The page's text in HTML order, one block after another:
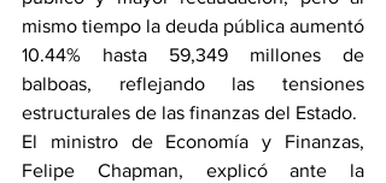
mismo tiempo la deuda pública aumentó
10.44% hasta 59,349 millones de
balboas, reflejando las tensiones
estructurales de las finanzas del Estado.
El ministro de Economía y Finanzas,
Felipe Chapman, explicó ante la